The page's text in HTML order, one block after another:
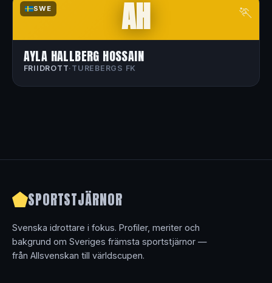
SWE 🏃
AH
AYLA HALLBERG HOSSAIN
FRIIDROTT· TUREBERGS FK
SPORTSTJÄRNOR
Svenska idrottare i fokus. Profiler, meriter och
bakgrund om Sveriges främsta sportstjärnor —
från Allsvenskan till världscupen.